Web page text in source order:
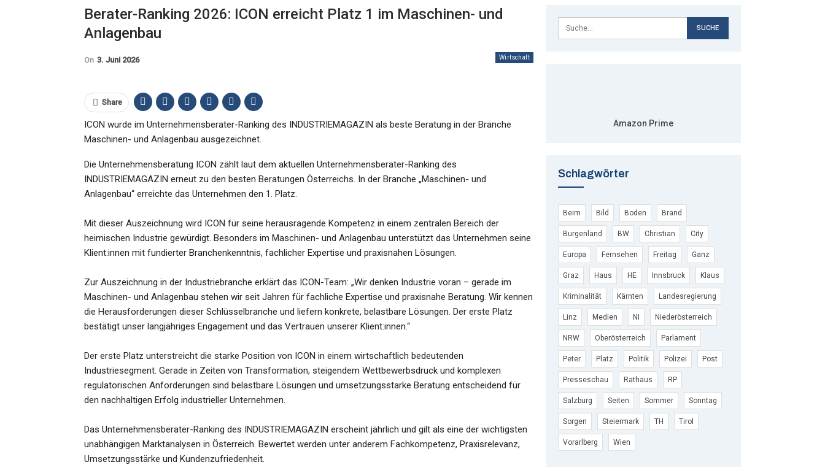
Berater-Ranking 2026: ICON erreicht Platz 1 im Maschinen- und
Anlagenbau
Wirtschaft
On 3. Juni 2026
Share
ICON wurde im Unternehmensberater-Ranking des INDUSTRIEMAGAZIN als beste Beratung in der Branche
Maschinen- und Anlagenbau ausgezeichnet.
Die Unternehmensberatung ICON zählt laut dem aktuellen Unternehmensberater-Ranking des
INDUSTRIEMAGAZIN erneut zu den besten Beratungen Österreichs. In der Branche „Maschinen- und
Anlagenbau“ erreichte das Unternehmen den 1. Platz.
Mit dieser Auszeichnung wird ICON für seine herausragende Kompetenz in einem zentralen Bereich der
heimischen Industrie gewürdigt. Besonders im Maschinen- und Anlagenbau unterstützt das Unternehmen seine
Klient:innen mit fundierter Branchenkenntnis, fachlicher Expertise und praxisnahen Lösungen.
Zur Auszeichnung in der Industriebranche erklärt das ICON-Team: „Wir denken Industrie voran – gerade im
Maschinen- und Anlagenbau stehen wir seit Jahren für fachliche Expertise und praxisnahe Beratung. Wir kennen
die Herausforderungen dieser Schlüsselbranche und liefern konkrete, belastbare Lösungen. Der erste Platz
bestätigt unser langjähriges Engagement und das Vertrauen unserer Klient:innen.“
Der erste Platz unterstreicht die starke Position von ICON in einem wirtschaftlich bedeutenden
Industriesegment. Gerade in Zeiten von Transformation, steigendem Wettbewerbsdruck und komplexen
regulatorischen Anforderungen sind belastbare Lösungen und umsetzungsstarke Beratung entscheidend für
den nachhaltigen Erfolg industrieller Unternehmen.
Das Unternehmensberater-Ranking des INDUSTRIEMAGAZIN erscheint jährlich und gilt als eine der wichtigsten
unabhängigen Marktanalysen in Österreich. Bewertet werden unter anderem Fachkompetenz, Praxisrelevanz,
Umsetzungsstärke und Kundenzufriedenheit.
Amazon Prime
Schlagwörter
Beim Bild Boden Brand
Burgenland BW Christian City
Europa Fernsehen Freitag Ganz
Graz Haus HE Innsbruck Klaus
Kriminalität Kärnten Landesregierung
Linz Medien NI Niederösterreich
NRW Oberösterreich Parlament
Peter Platz Politik Polizei Post
Presseschau Rathaus RP
Salzburg Seiten Sommer Sonntag
Sorgen Steiermark TH Tirol
Vorarlberg Wien